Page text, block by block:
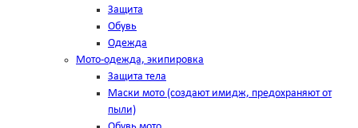
Защита
Обувь
Одежда
Мото-одежда, экипировка
Защита тела
Маски мото (создают имидж, предохраняют от
пыли)